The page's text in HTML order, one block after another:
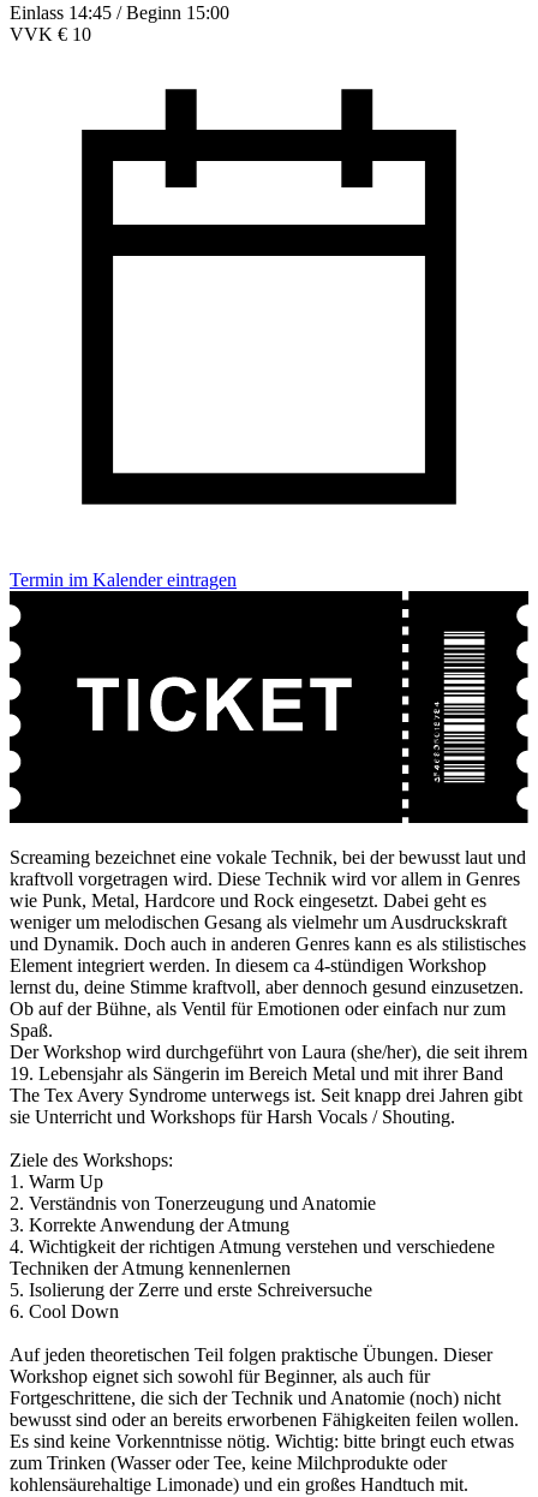
Einlass 14:45 / Beginn 15:00
VVK € 10
Termin im Kalender eintragen
Screaming bezeichnet eine vokale Technik, bei der bewusst laut und
kraftvoll vorgetragen wird. Diese Technik wird vor allem in Genres
wie Punk, Metal, Hardcore und Rock eingesetzt. Dabei geht es
weniger um melodischen Gesang als vielmehr um Ausdruckskraft
und Dynamik. Doch auch in anderen Genres kann es als stilistisches
Element integriert werden. In diesem ca 4-stündigen Workshop
lernst du, deine Stimme kraftvoll, aber dennoch gesund einzusetzen.
Ob auf der Bühne, als Ventil für Emotionen oder einfach nur zum
Spaß.
Der Workshop wird durchgeführt von Laura (she/her), die seit ihrem
19. Lebensjahr als Sängerin im Bereich Metal und mit ihrer Band
The Tex Avery Syndrome unterwegs ist. Seit knapp drei Jahren gibt
sie Unterricht und Workshops für Harsh Vocals / Shouting.
Ziele des Workshops:
1. Warm Up
2. Verständnis von Tonerzeugung und Anatomie
3. Korrekte Anwendung der Atmung
4. Wichtigkeit der richtigen Atmung verstehen und verschiedene
Techniken der Atmung kennenlernen
5. Isolierung der Zerre und erste Schreiversuche
6. Cool Down
Auf jeden theoretischen Teil folgen praktische Übungen. Dieser
Workshop eignet sich sowohl für Beginner, als auch für
Fortgeschrittene, die sich der Technik und Anatomie (noch) nicht
bewusst sind oder an bereits erworbenen Fähigkeiten feilen wollen.
Es sind keine Vorkenntnisse nötig. Wichtig: bitte bringt euch etwas
zum Trinken (Wasser oder Tee, keine Milchprodukte oder
kohlensäurehaltige Limonade) und ein großes Handtuch mit.